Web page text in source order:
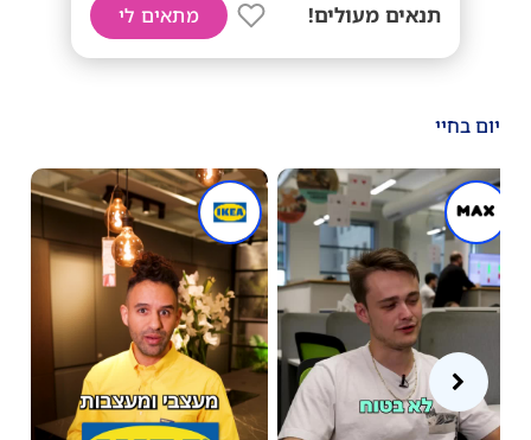
תנאים מעולים! מתאים לי
יום בחיי